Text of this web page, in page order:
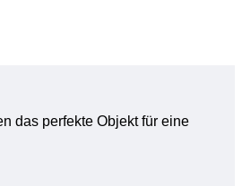
das perfekte Objekt für eine